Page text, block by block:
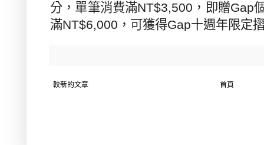
分，單筆消費滿NT$3,500 ，即贈Gap
滿NT$6,000 ，可獲得Gap十週年限定
較新的文章 首頁